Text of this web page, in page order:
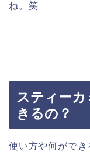
ね。笑
スティー
きるの？
使い方や何ができ